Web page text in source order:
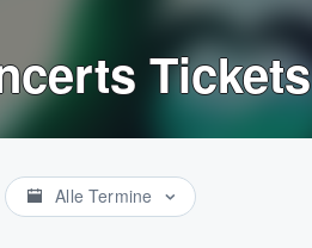
Tickets
Alle Termine